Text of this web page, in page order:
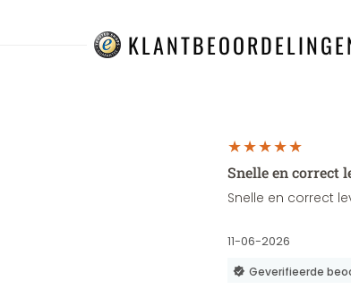
Snelle en correct
Snelle en correct
11-06-2026
Geverifieerde